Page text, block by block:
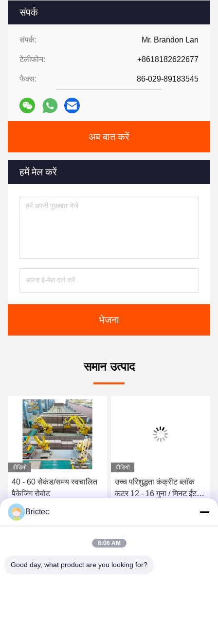
संपर्क
संपर्क: Mr. Brandon Lan
टेलीफोन: +8618182622677
फैक्स: 86-029-89183545
अब बात करें
हमें मेल करें
भेजना
समान उत्पाद
वीडियो
40 - 60 सेकंड/समय स्वचालित
पैकेजिंग रोबोट
सबसे अच्छी कीमत पाएं
वीडियो
उच्च परिशुद्धता कंक्रीट ब्लॉक
कटर 12 - 16 गुना / मिनट ईंट
सबसे अच्छी कीमत पाएं
Brictec
8:06 AM
Good day, what product are you looking for?